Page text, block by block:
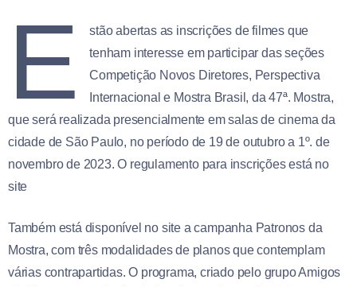
E
stão abertas as inscrições de filmes que
tenham interesse em participar das seções
Competição Novos Diretores, Perspectiva
Internacional e Mostra Brasil, da 47ª. Mostra,
que será realizada presencialmente em salas de cinema da
cidade de São Paulo, no período de 19 de outubro a 1º. de
novembro de 2023. O regulamento para inscrições está no
site
Também está disponível no site a campanha Patronos da
Mostra, com três modalidades de planos que contemplam
várias contrapartidas. O programa, criado pelo grupo Amigos